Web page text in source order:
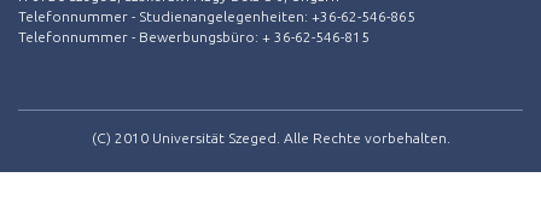
Telefonnummer - Studienangelegenheiten: +36-62-546-865
Telefonnummer - Bewerbungsbüro: + 36-62-546-815
(C) 2010 Universität Szeged. Alle Rechte vorbehalten.